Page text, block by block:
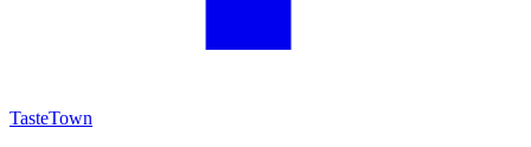
TasteTown